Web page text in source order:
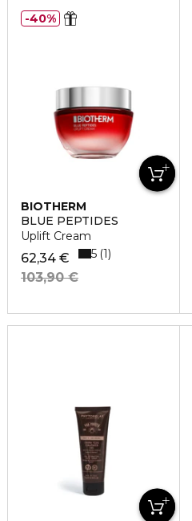
BIOTHERM
BLUE PEPTIDES
Uplift Cream
62,34 €
103,90 €
5 1
40%